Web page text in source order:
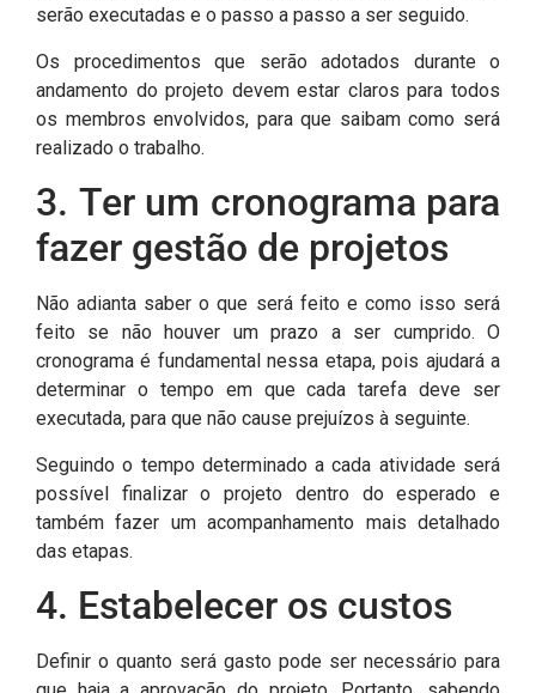
serão executadas e o passo a passo a ser seguido.
Os procedimentos que serão adotados durante o
andamento do projeto devem estar claros para todos
os membros envolvidos, para que saibam como será
realizado o trabalho.
3. Ter um cronograma para
fazer gestão de projetos
Não adianta saber o que será feito e como isso será
feito se não houver um prazo a ser cumprido. O
cronograma é fundamental nessa etapa, pois ajudará a
determinar o tempo em que cada tarefa deve ser
executada, para que não cause prejuízos à seguinte.
Seguindo o tempo determinado a cada atividade será
possível finalizar o projeto dentro do esperado e
também fazer um acompanhamento mais detalhado
das etapas.
4. Estabelecer os custos
Definir o quanto será gasto pode ser necessário para